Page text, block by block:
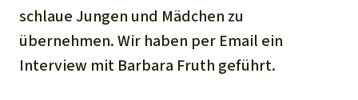
schlaue Jungen und Mädchen zu
übernehmen. Wir haben per Email ein
Interview mit Barbara Fruth geführt.